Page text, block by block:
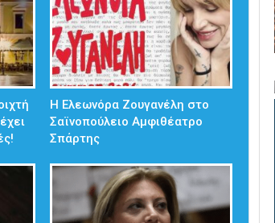
Η Ελεωνόρα Ζουγανέλη στο
Σαϊνοπούλειο Αμφιθέατρο
Σπάρτης